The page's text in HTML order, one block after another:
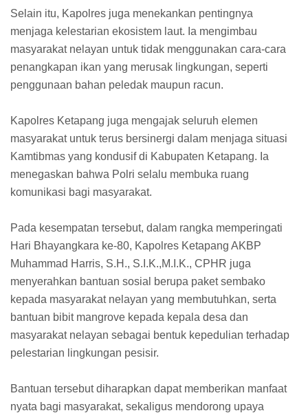
Selain itu, Kapolres juga menekankan pentingnya
menjaga kelestarian ekosistem laut. Ia mengimbau
masyarakat nelayan untuk tidak menggunakan cara-cara
penangkapan ikan yang merusak lingkungan, seperti
penggunaan bahan peledak maupun racun.
Kapolres Ketapang juga mengajak seluruh elemen
masyarakat untuk terus bersinergi dalam menjaga situasi
Kamtibmas yang kondusif di Kabupaten Ketapang. Ia
menegaskan bahwa Polri selalu membuka ruang
komunikasi bagi masyarakat.
Pada kesempatan tersebut, dalam rangka memperingati
Hari Bhayangkara ke-80, Kapolres Ketapang AKBP
Muhammad Harris, S.H., S.I.K.,M.I.K., CPHR juga
menyerahkan bantuan sosial berupa paket sembako
kepada masyarakat nelayan yang membutuhkan, serta
bantuan bibit mangrove kepada kepala desa dan
masyarakat nelayan sebagai bentuk kepedulian terhadap
pelestarian lingkungan pesisir.
Bantuan tersebut diharapkan dapat memberikan manfaat
nyata bagi masyarakat, sekaligus mendorong upaya